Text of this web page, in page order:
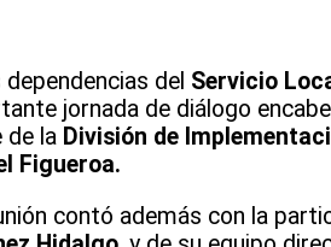
dependencias del Servicio
jornada de diálogo
de la División de
Figueroa.
contó además con la